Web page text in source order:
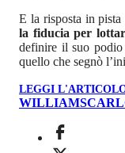
E la risposta in
la fiducia per
definire il suo
quello che segnò
LEGGI
WILLIAMS